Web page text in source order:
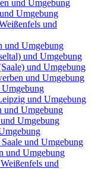
und Umgebung
Umgebung
und
und Umgebung
und Umgebung
und Umgebung
und Umgebung
und Umgebung
und Umgebung
Umgebung
und Umgebung
und Umgebung
und